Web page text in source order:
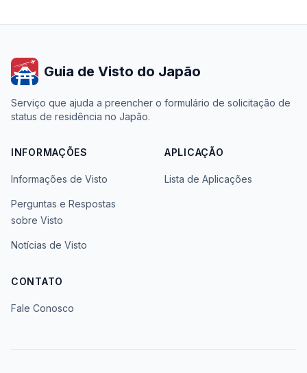
Guia de Visto do Japão
Serviço que ajuda a preencher o formulário de solicitação de
status de residência no Japão.
INFORMAÇÕES
Informações de Visto
Perguntas e Respostas
sobre Visto
Notícias de Visto
APLICAÇÃO
Lista de Aplicações
CONTATO
Fale Conosco